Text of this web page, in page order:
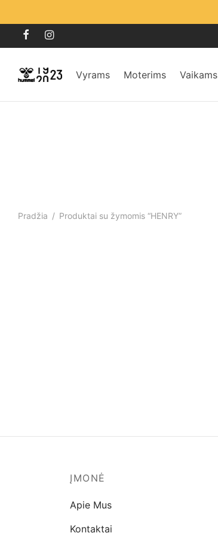
Vyrams Moterims Vaikams
Pradžia / Produktai su žymomis “HENRY”
ĮMONĖ
Apie Mus
Kontaktai